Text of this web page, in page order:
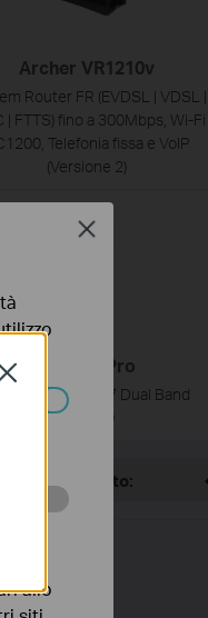
Archer VR1210v
Router FR (EVDSL | VDSL |
| FTTS) fino a 300Mbps, Wi-Fi
Telefonia fissa e VoIP
(Versione 2)
EB200v Pro
VoIP Wi-Fi 7 Dual Band
BE3600
Applies to:
Close
allo
Close